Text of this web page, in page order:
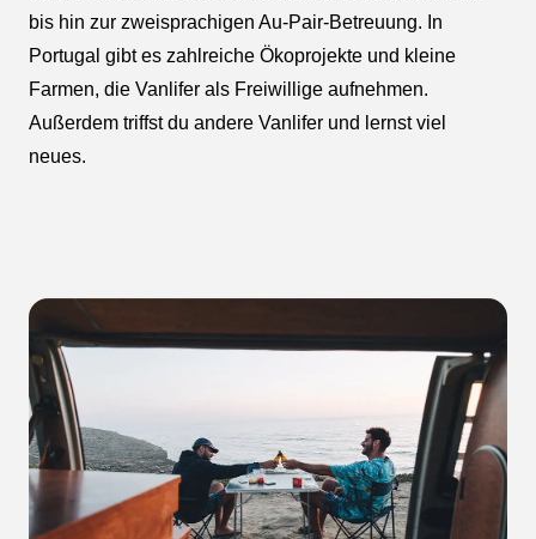
bis hin zur zweisprachigen Au-Pair-Betreuung. In
Portugal gibt es zahlreiche Ökoprojekte und kleine
Farmen, die Vanlifer als Freiwillige aufnehmen.
Außerdem triffst du andere Vanlifer und lernst viel
neues.